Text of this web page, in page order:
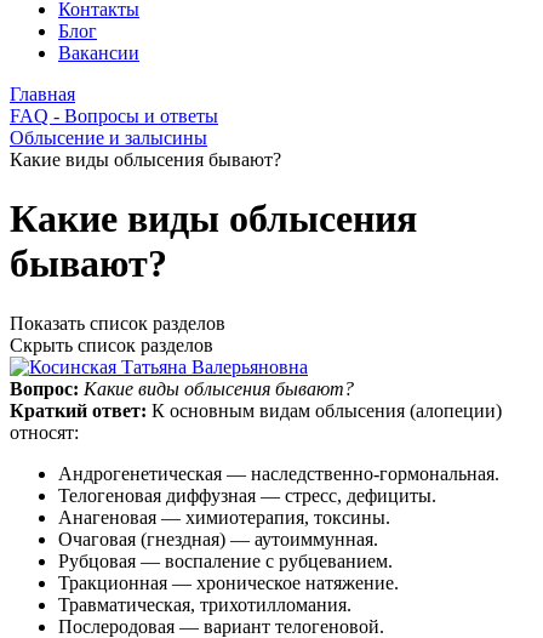
Контакты
Блог
Вакансии
Главная
FAQ - Вопросы и ответы
Облысение и залысины
Какие виды облысения бывают?
Какие виды облысения
бывают?
Показать список разделов
Скрыть список разделов
Вопрос: Какие виды облысения бывают?
Краткий ответ: К основным видам облысения (алопеции)
относят:
Андрогенетическая — наследственно‑гормональная.
Телогеновая диффузная — стресс, дефициты.
Анагеновая — химиотерапия, токсины.
Очаговая (гнездная) — аутоиммунная.
Рубцовая — воспаление с рубцеванием.
Тракционная — хроническое натяжение.
Травматическая, трихотилломания.
Послеродовая — вариант телогеновой.